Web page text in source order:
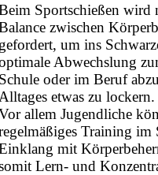
Sportschießen wird
zwischen
gefordert, um ins
Abwechslung
Schule oder im Beruf
Alltages etwas zu lockern.
allem Jugendliche
Training
mit
Lern- und